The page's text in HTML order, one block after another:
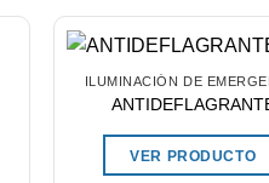
ILUMINACIÓN DE
VER PRODUCTO